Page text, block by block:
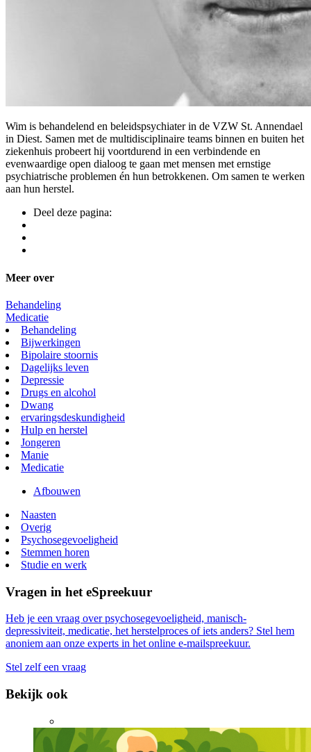
Wim is behandelend en beleidspsychiater in de VZW St. Annendael
in Diest. Samen met de multidisciplinaire teams binnen en buiten het
ziekenhuis probeert hij voortdurend in een verbindende en
evenwaardige open dialoog te gaan met mensen met ernstige
psychiatrische problemen én hun betrokkenen. Om samen te werken
aan hun herstel.
Deel deze pagina:
Meer over
Behandeling
Medicatie
Behandeling
Bijwerkingen
Bipolaire stoornis
Dagelijks leven
Depressie
Drugs en alcohol
Dwang
ervaringsdeskundigheid
Hulp en herstel
Jongeren
Manie
Medicatie
Afbouwen
Naasten
Overig
Psychosegevoeligheid
Stemmen horen
Studie en werk
Vragen in het eSpreekuur
Heb je een vraag over psychosegevoeligheid, manisch-
depressiviteit, medicatie, het herstelproces of iets anders? Stel hem
anoniem aan onze experts in het online e-mailspreekuur.
Stel zelf een vraag
Bekijk ook